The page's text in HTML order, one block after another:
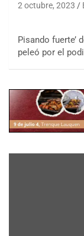
2 octubre, 2023
Pisando fuerte’
peleó por el